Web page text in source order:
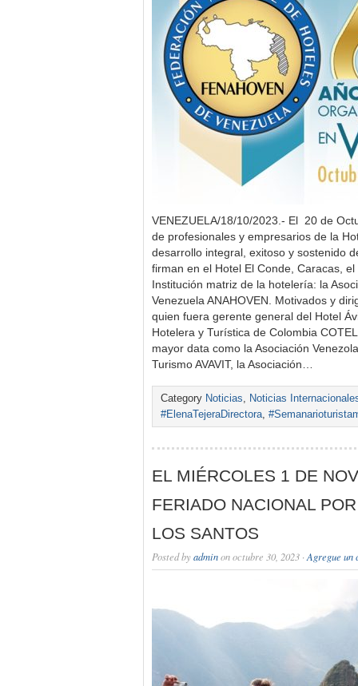
VENEZUELA/18/10/2023.- El 20 de
de profesionales y empresarios de la
desarrollo integral, exitoso y sostenido
firman en el Hotel El Conde, Caracas,
Institución matriz de la hotelería: la
Venezuela ANAHOVEN. Motivados y
quien fuera gerente general del Hotel
Hotelera y Turística de Colombia
mayor data como la Asociación
Turismo AVAVIT, la Asociación…
Category Noticias, Noticias
#ElenaTejeraDirectora,
EL MIÉRCOLES 1 DE
FERIADO NACIONAL
LOS SANTOS
Posted byadminon octubre 30, 2023 · Agregue un